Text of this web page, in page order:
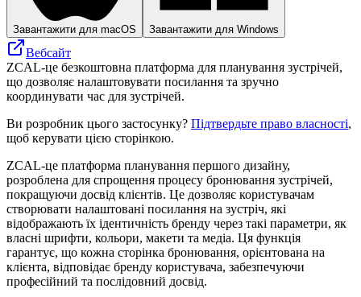
Завантажити для macOS Завантажити для Windows
Вебсайт
ZCAL-це безкоштовна платформа для планування зустрічей,
що дозволяє налаштовувати посилання та зручно
координувати час для зустрічей.
Ви розробник цього застосунку? Підтвердьте право власності,
щоб керувати цією сторінкою.
ZCAL-це платформа планування першого дизайну,
розроблена для спрощення процесу бронювання зустрічей,
покращуючи досвід клієнтів. Це дозволяє користувачам
створювати налаштовані посилання на зустріч, які
відображають їх ідентичність бренду через такі параметри, як
власні шрифти, кольори, макети та медіа. Ця функція
гарантує, що кожна сторінка бронювання, орієнтована на
клієнта, відповідає бренду користувача, забезпечуючи
професійний та послідовний досвід.